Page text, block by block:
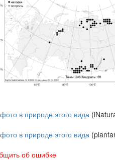
в природе этого вида
в природе этого вида
об ошибке